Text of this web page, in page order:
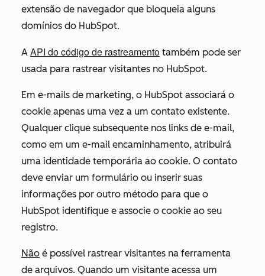
extensão de navegador que bloqueia alguns
domínios do HubSpot.
A API do código de rastreamento também pode ser
usada para rastrear visitantes no HubSpot.
Em e-mails de marketing, o HubSpot associará o
cookie apenas uma vez a um contato existente.
Qualquer clique subsequente nos links de e-mail,
como em um e-mail encaminhamento, atribuirá
uma identidade temporária ao cookie. O contato
deve enviar um formulário ou inserir suas
informações por outro método para que o
HubSpot identifique e associe o cookie ao seu
registro.
Não é possível rastrear visitantes na ferramenta
de arquivos. Quando um visitante acessa um